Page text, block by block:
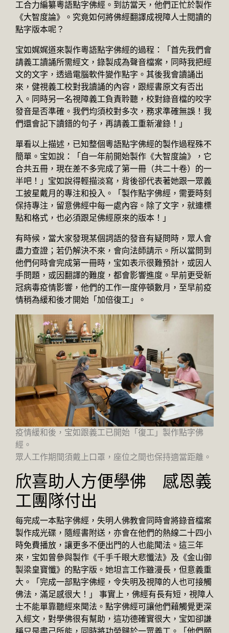
工合力編纂粵語點字佛經。到訪當天，他們正忙於製作
《大智度論》。究竟如何將佛經翻譯成視障人士閱讀的
點字版本呢？
宝如娓娓道來製作粵語點字佛經的過程：「首先我們會
請義工讀誦所需經文，錄製成為聲音檔案，同時我把經
文的文字，透過電腦軟件變作點字。其後我會讀誦出
來，健視義工校對我讀誦的內容，跟經書原文有否出
入。同時另一名視障義工負責聆聽，校對錄音檔的咬字
發音是否準確。我們均須校對多次，務求準確無誤！我
們還會記下讀錯的句子，再請義工重新灌錄！」
單看以上描述，已知整個粵語點字佛經的製作過程殊不
簡單。宝如說：「自一年前開始製作《大智度論》，它
合共五冊，現在差不多完成了第一冊（共二十卷）的一
半吧！」宝如說得輕描淡寫，背後卻代表著她跟一眾義
工披星戴月的專注和投入。「製作點字佛經，需要時刻
保持專注，留意佛經中每一處內容。除了文字，就連標
點和格式，也必須跟足佛經原來的版本！」
有時候，當大家發現某個詞語的發音有疑問時，眾人會
盡力查證；若仍解決不來，會向法師請示。所以當問到
他們何時會完成第一冊時，宝如表示很難預計，或因人
手問題，或因翻譯的難度，都會影響進度。早前更受新
冠病毒疫情影響，他們的工作一度停頓數月，至早前疫
情稍為緩和後才開始「加倍復工」。
疫情緩和後，宝如跟義工已開始「復工」製作點字佛
經。
眾人工作期間須戴上口罩，座位之間也保持適當距離。
欣喜助人方便學佛 感恩義
工團隊付出
每完成一本點字佛經，失明人佛教會同時會將錄音檔案
製作成光碟，隨經書附送，亦會在他們的熱線二十四小
時免費播放，讓更多不便出門的人也能聞法。這三年
來，宝如曾參與製作《千手千眼大悲懺法》及《金山御
製梁皇寶懺》的點字版。她坦言工作雖漫長，但意義重
大。「完成一部點字佛經，令失明及視障的人也可接觸
佛法，滿足感很大！」 事實上，佛經有長有短，視障人
士不能單靠聽經來聞法。點字佛經可讓他們藉觸覺更深
入經文，對學佛很有幫助，這功德確實很大，宝如卻謙
稱只是盡己所能，同時將功勞歸於一眾義工。「他們願